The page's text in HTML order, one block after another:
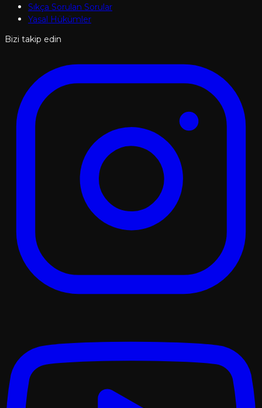
Sıkça Sorulan Sorular
Yasal Hükümler
Bizi takip edin